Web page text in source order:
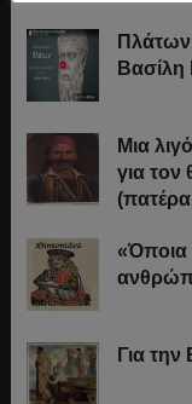
Βασίλη
Μια
για
«Όποια
Για την